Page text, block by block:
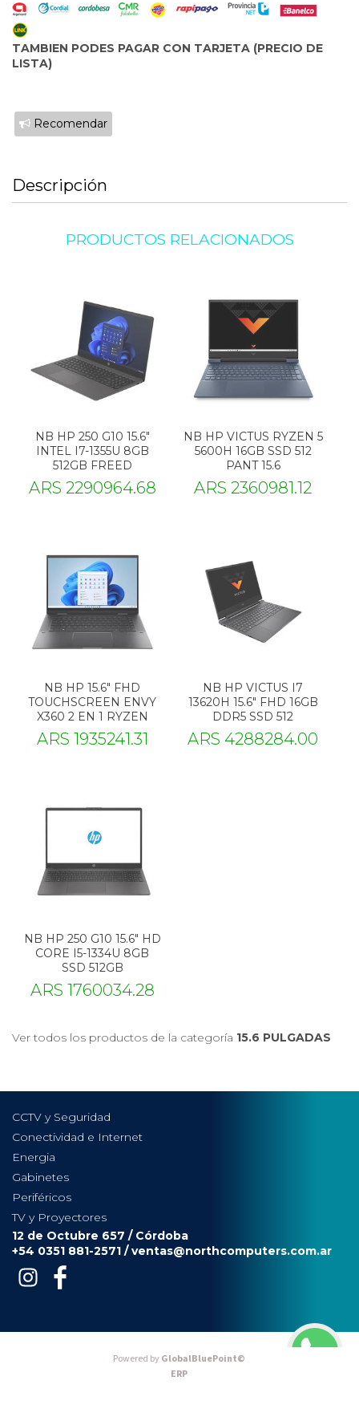
TAMBIEN PODES PAGAR CON TARJETA (PRECIO DE
LISTA)
Recomendar
Descripción
PRODUCTOS RELACIONADOS
NB HP 250 G10 15.6"
INTEL I7-1355U 8GB
512GB FREED
ARS 2290964.68
NB HP VICTUS RYZEN 5
5600H 16GB SSD 512
PANT 15.6
ARS 2360981.12
NB HP 15.6" FHD
TOUCHSCREEN ENVY
X360 2 EN 1 RYZEN
ARS 1935241.31
NB HP VICTUS I7
13620H 15.6" FHD 16GB
DDR5 SSD 512
ARS 4288284.00
NB HP 250 G10 15.6" HD
CORE I5-1334U 8GB
SSD 512GB
ARS 1760034.28
Ver todos los productos de la categoría 15.6 PULGADAS
CCTV y Seguridad
Conectividad e Internet
Energia
Gabinetes
Periféricos
TV y Proyectores
12 de Octubre 657 / Córdoba
+54 0351 881-2571 /ventas@northcomputers.com.ar
Powered byGlobalBluePoint©
ERP